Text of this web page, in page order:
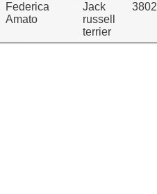
Federica
Amato
Jack
russell
terrier